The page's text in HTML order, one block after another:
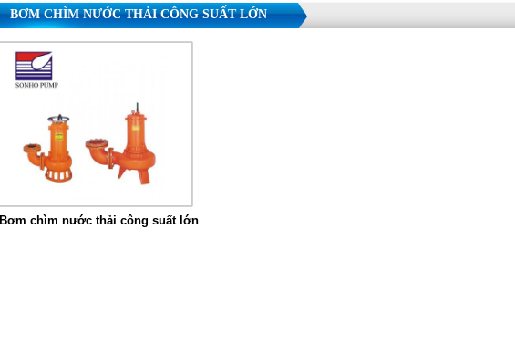
BƠM CHÌM NƯỚC THẢI CÔNG SUẤT LỚN
Bơm chìm nước thải công suất lớn